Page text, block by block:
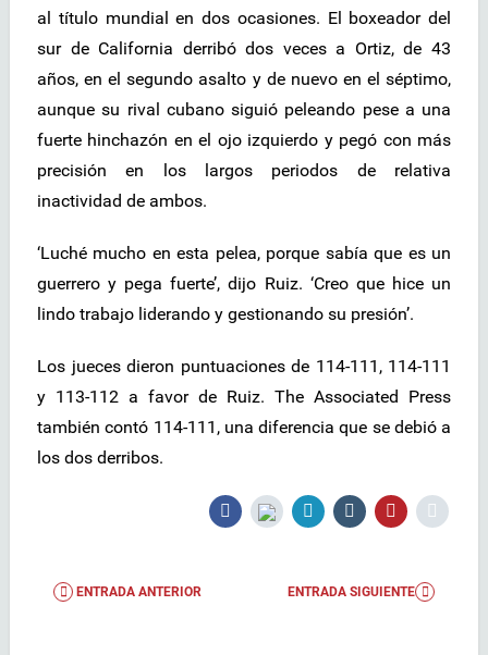
al título mundial en dos ocasiones. El boxeador del
sur de California derribó dos veces a Ortiz, de 43
años, en el segundo asalto y de nuevo en el séptimo,
aunque su rival cubano siguió peleando pese a una
fuerte hinchazón en el ojo izquierdo y pegó con más
precisión en los largos periodos de relativa
inactividad de ambos.
‘Luché mucho en esta pelea, porque sabía que es un
guerrero y pega fuerte’, dijo Ruiz. ‘Creo que hice un
lindo trabajo liderando y gestionando su presión’.
Los jueces dieron puntuaciones de 114-111, 114-111
y 113-112 a favor de Ruiz. The Associated Press
también contó 114-111, una diferencia que se debió a
los dos derribos.
ENTRADA ANTERIOR ENTRADA SIGUIENTE